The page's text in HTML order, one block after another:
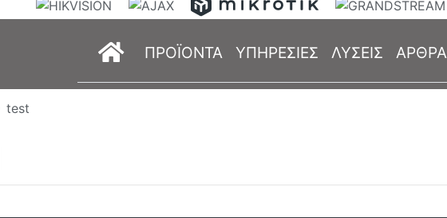
(current)
ΠΡΟΪΟΝΤΑ ΥΠΗΡΕΣΙΕΣ ΛΥΣΕΙΣ ΑΡΘΡΑ
test